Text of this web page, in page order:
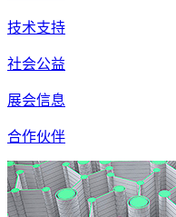
技术支持
社会公益
展会信息
合作伙伴